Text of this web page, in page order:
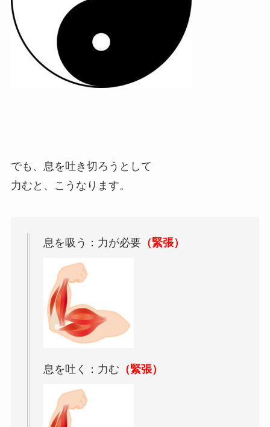
でも、息を吐き切ろうとして
力むと、こうなります。
息を吸う：力が必要（緊張）
息を吐く：力む （緊張）